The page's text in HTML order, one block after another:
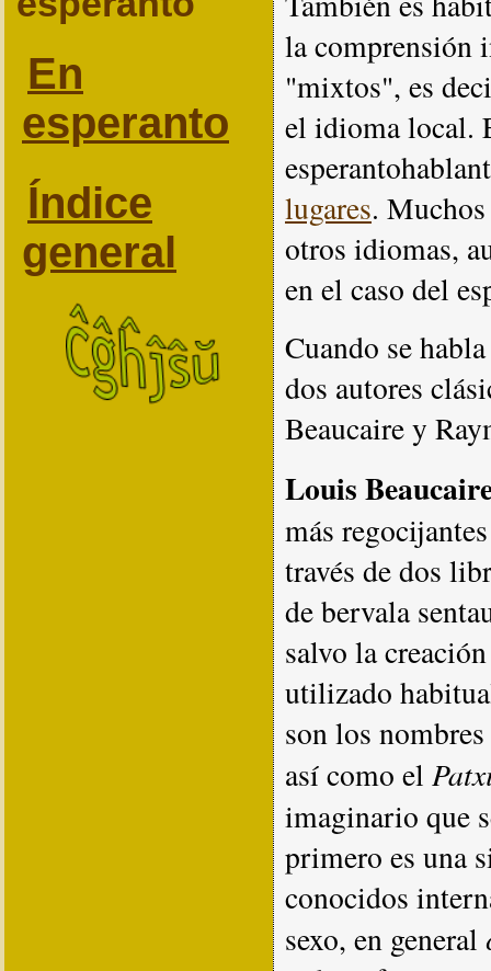
En
esperanto
Índice
general
la comprensión
"mixtos", es
el idioma local.
lugares.
otros idiomas,
en el caso del
Cuando se
dos autores
Beaucaire y
Louis
más
través de dos
de bervala
salvo la
utilizado
son los
así como el
imaginario que
primero es una
conocidos
sexo, en general